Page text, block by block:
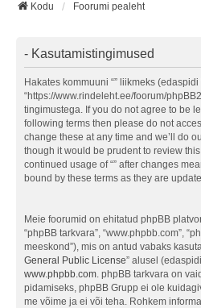
Kodu Foorumi pealeht
- Kasutamistingimused
Hakates kommuuni “” liikmeks (edaspidi
“https://www.rindeleht.ee/foorum/
tingimustega. If you do not agree to be
following terms then please do not
change these at any time and we’ll do
though it would be prudent to review
continued usage of “” after changes
bound by these terms as they are
Meie foorumid on ehitatud phpBB
“phpBB tarkvara”, “www.phpbb.com”,
meeskond”), mis on antud vabaks
General Public License” alusel
www.phpbb.com. phpBB tarkvara on
pidamiseks, phpBB Grupp ei ole
me võime ja ei või teha. Rohkem